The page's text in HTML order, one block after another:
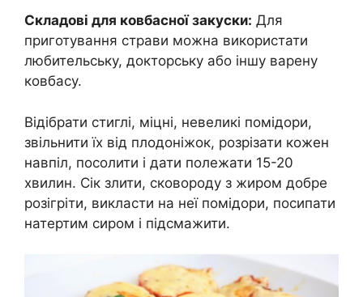
Складові для ковбасної закуски: Для
приготування страви можна використати
любительську, докторську або іншу варену
ковбасу.
Відібрати стиглі, міцні, невеликі помідори,
звільнити їх від плодоніжок, розрізати кожен
навпіл, посолити і дати полежати 15-20
хвилин. Сік злити, сковороду з жиром добре
розігріти, викласти на неї помідори, посипати
натертим сиром і підсмажити.